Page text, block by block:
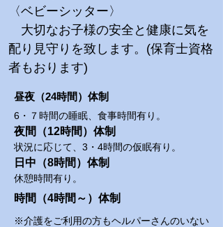
〈ベビーシッター〉
​ 大切なお子様の安全と健康に気を
配り見守りを致します。(保育士資格
者もおります)
​昼夜（24時間）体制
​6・７時間の睡眠、食事時間有り。
​夜間（12時間）体制
状況に応じて、3・4時間の仮眠有り。
日中（8時間）体制
休憩時間有り。
時間（4時間～）体制
※介護をご利用の方もヘルパーさんのいない